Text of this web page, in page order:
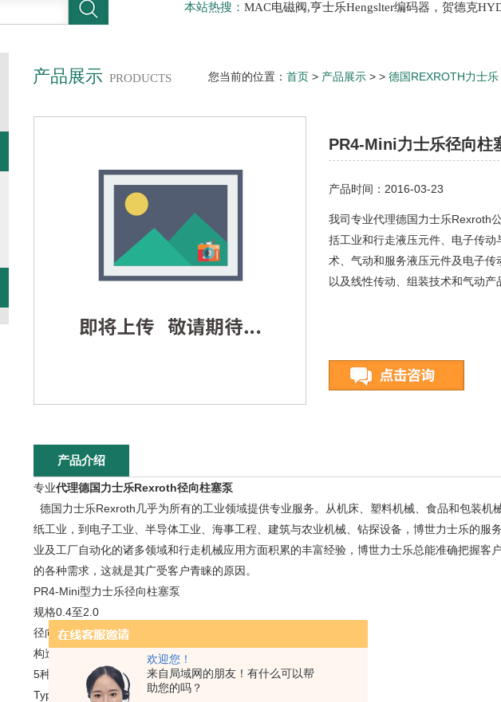
欢迎您！
来自局域网的朋友！有什么可以帮
助您的吗？
本站热搜： MAC电磁阀,亨士乐Hengslter编码器，贺德克
产品展示 PRODUCTS 您当前的位置： 首页 > 产品展示 > > 德国REXROTH力士乐
PR4-Mini力士乐径向柱
产品时间：2016-03-23
我司专业代理德国力士乐Rexroth
括工业和行走液压元件、电子传
术、气动和服务液压元件及电子传
以及线性传动、组装技术和气动产
产品介绍
专业代理德国力士乐Rexroth径向柱塞泵
德国力士乐Rexroth几乎为所有的工业领域提供专业服务。从机床、塑料机械、食品和包装机
纸工业，到电子工业、半导体工业、海事工程、建筑与农业机械、钻探设备，博世力士乐的服
业及工厂自动化的诸多领域和行走机械应用方面积累的丰富经验，博世力士乐总能准确把握客
的各种需求，这就是其广受客户青睐的原因。
PR4-Mini型力士乐径向柱塞泵
规格0.4至2.0
径向柱塞泵有3个活塞
构造紧凑，安装合理
5种规格
Type PR4